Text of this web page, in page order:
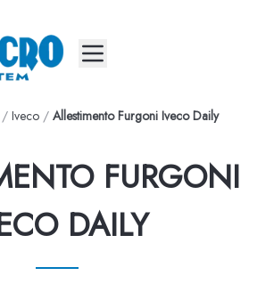
Mobile menu
/ Iveco / Allestimento Furgoni Iveco Daily
FURGONI
DAILY